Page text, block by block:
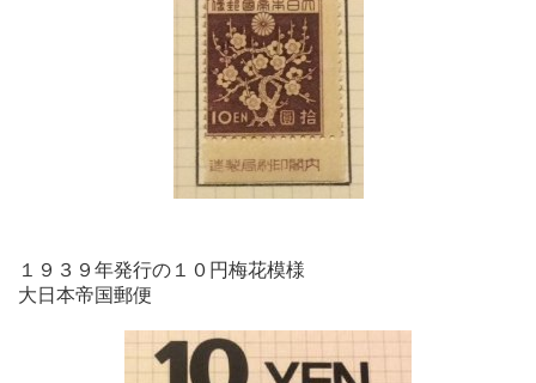
１９３９年発行の１０円梅花模様
大日本帝国郵便